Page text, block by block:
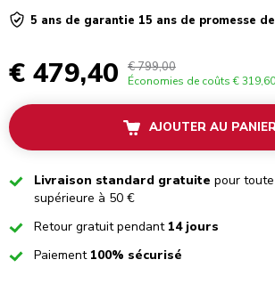
5 ans de garantie 15 ans de promesse
€ 479,40 € 799,00
Économies de coûts € 319,60
AJOUTER AU
CheckedLivraison standard gratuite pour
supérieure à 50 €
CheckedRetour gratuit pendant 14 jours
CheckedPaiement 100% sécurisé